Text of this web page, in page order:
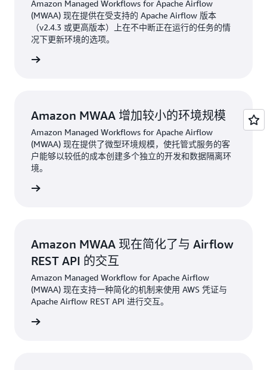
Amazon Managed Workflows for Apache Airflow
(MWAA) 现在提供在受支持的 Apache Airflow 版本
（v2.4.3 或更高版本）上在不中断正在运行的任务的情
况下更新环境的选项。
Amazon MWAA 增加较小的环境规模
Amazon Managed Workflows for Apache Airflow
(MWAA) 现在提供了微型环境规模，使托管式服务的客
户能够以较低的成本创建多个独立的开发和数据隔离环
境。
Amazon MWAA 现在简化了与 Airflow
REST API 的交互
Amazon Managed Workflow for Apache Airflow
(MWAA) 现在支持一种简化的机制来使用 AWS 凭证与
Apache Airflow REST API 进行交互。